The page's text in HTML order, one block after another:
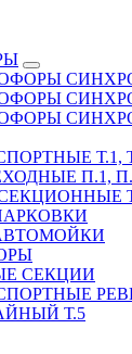
Т.1,
П.1,
СЕКЦИИ
Т.5